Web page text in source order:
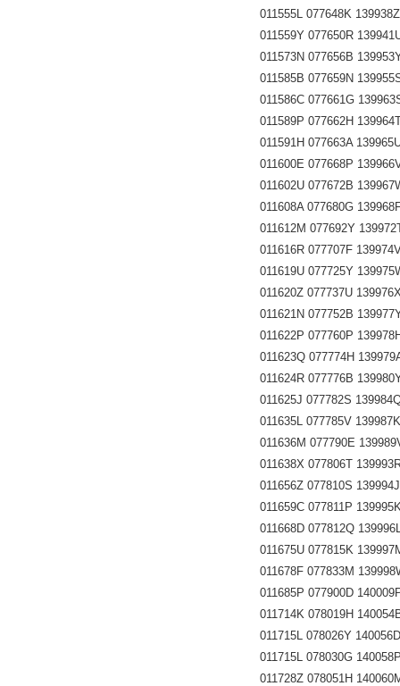
011555L 077648K 139938Z
011559Y 077650R
011573N 077656B
011585B 077659N
011586C 077661G
011589P 077662H 139964T
011591H 077663A
011600E 077668P
011602U 077672B
011608A 077680G 139968F
011612M 077692Y
011616R 077707F 139974V
011619U 077725Y
011620Z 077737U 139976X
011621N 077752B
011622P 077760P
011623Q 077774H
011624R 077776B
011625J 077782S 139984Q
011635L 077785V 139987K
011636M 077790E
011638X 077806T
011656Z 077810S 139994J
011659C 077811P 139995K
011668D 077812Q
011675U 077815K
011678F 077833M
011685P 077900D
011714K 078019H
011715L 078026Y 140056D
011715L 078030G 140058P
011728Z 078051H